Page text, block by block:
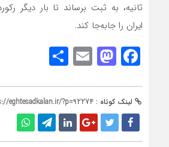
ثانیه، به ثبت برساند تا بار دیگر
ایران را جا‌به‌جا کند.
Facebook
Mastodon
Email
لینک کوتاه : eghtesadkalan.ir/?p=92274